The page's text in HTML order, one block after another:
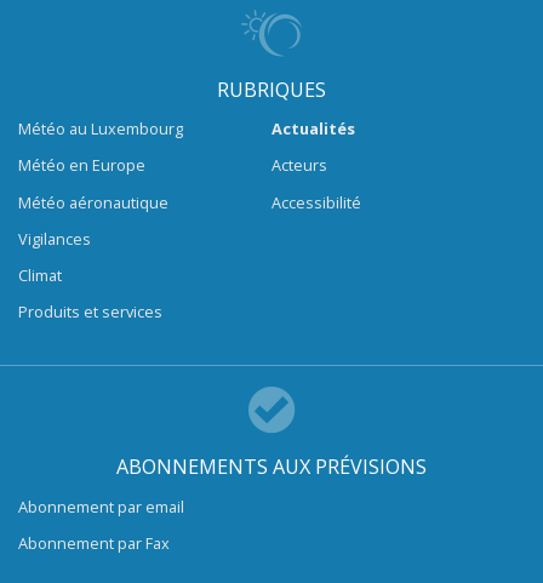
RUBRIQUES
Météo au Luxembourg
Météo en Europe
Météo aéronautique
Vigilances
Climat
Produits et services
Actualités
Acteurs
Accessibilité
ABONNEMENTS AUX PRÉVISIONS
Abonnement par email
Abonnement par Fax